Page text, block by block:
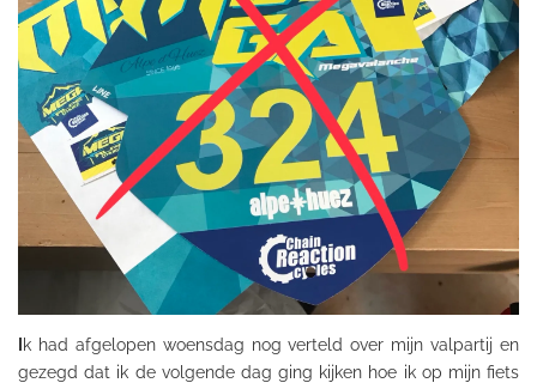
k had afgelopen woensdag nog verteld over mijn valpartij en
gezegd dat ik de volgende dag ging kijken hoe ik op mijn fiets